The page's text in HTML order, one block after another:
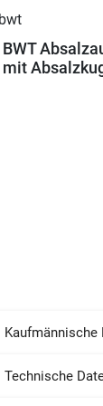
BWT
mit
Kaufmännische
Technische